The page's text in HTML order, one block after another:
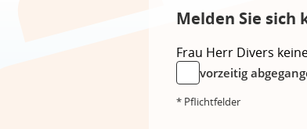
Melden Sie sich
Frau Herr Divers
vorzeitig
* Pflichtfelder